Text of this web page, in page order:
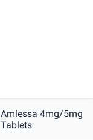
Amlessa 4mg/5mg
Tablets